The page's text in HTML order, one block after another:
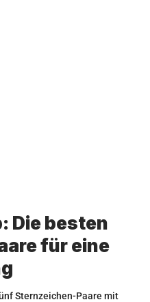
Die besten
für eine
Sternzeichen-Paare mit